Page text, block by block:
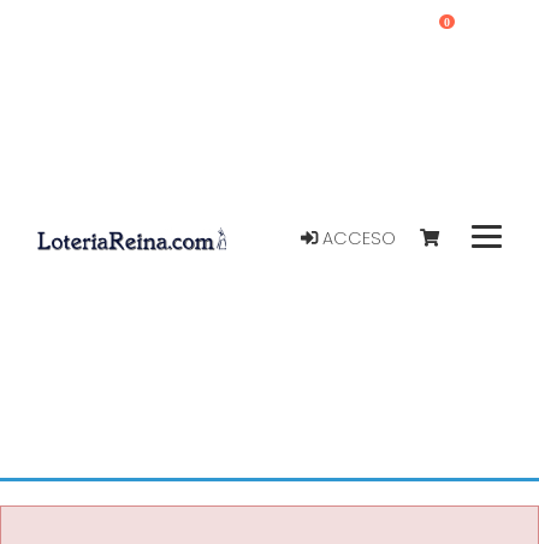
ACCESO
0